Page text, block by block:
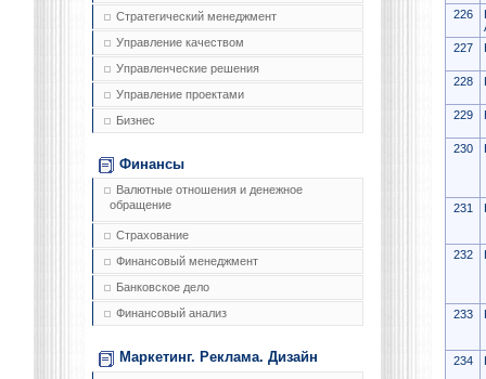
Стратегический менеджмент
Управление качеством
Управленческие решения
Управление проектами
Бизнес
Финансы
Валютные отношения и денежное
обращение
Страхование
Финансовый менеджмент
Банковское дело
Финансовый анализ
Маркетинг. Реклама. Дизайн
226
227
228
229
230
231
232
233
234